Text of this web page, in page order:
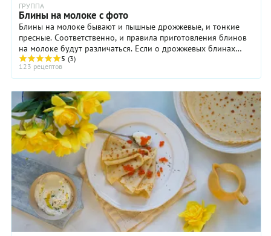
ГРУППА
Блины на молоке с фото
Блины на молоке бывают и пышные дрожжевые, и тонкие
пресные. Соответственно, и правила приготовления блинов
на молоке будут различаться. Если о дрожжевых блинах
написано много и подробно, то рецепты ...
5 (3)
123 рецептов